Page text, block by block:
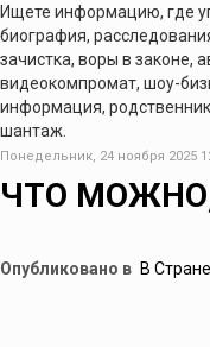
Ищете информацию, где
биография,
зачистка, воры в законе,
видеокомпромат, шоу-
информация,
шантаж.
Понедельник, 24 ноября 2025
ЧТО
Опубликовано в В Стране